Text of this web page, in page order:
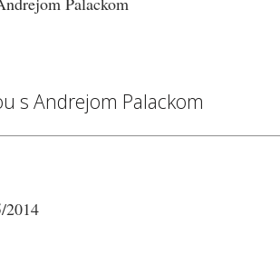
s Andrejom Palackom
2014